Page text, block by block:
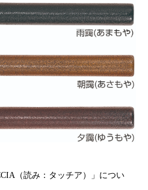
（読み：タッチア）」につい